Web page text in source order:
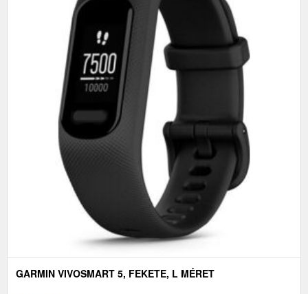
GARMIN VIVOSMART 5, FEKETE, L MÉRET